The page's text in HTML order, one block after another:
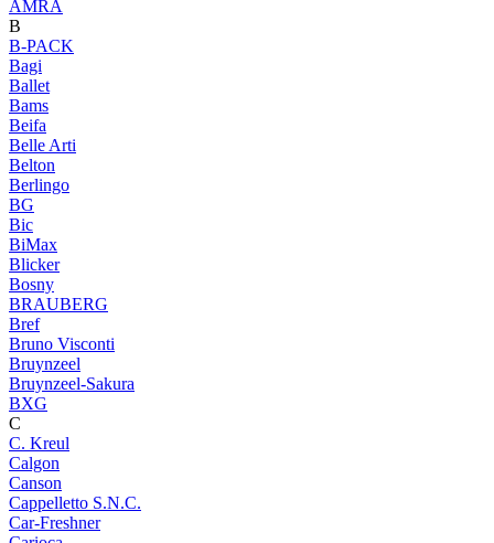
AМRA
B
B-PACK
Bagi
Ballet
Bams
Beifa
Belle Arti
Belton
Berlingo
BG
Bic
BiMax
Blicker
Bosny
BRAUBERG
Bref
Bruno Visconti
Bruynzeel
Bruynzeel-Sakura
BXG
C
C. Kreul
Calgon
Canson
Cappelletto S.N.C.
Car-Freshner